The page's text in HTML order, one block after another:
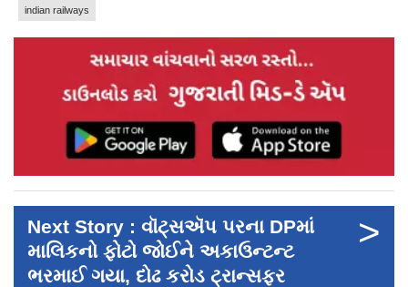
indian railways
Next Story : વૉટ્સઍપ પરના DPમાં
માલિકનો ફોટો જોઈને અકાઉન્ટન્ટ
ભરમાઈ ગયા, દોઢ કરોડ ટ્રાન્સફર
>